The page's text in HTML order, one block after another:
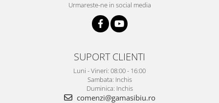
Urmareste-ne in social media
SUPORT CLIENTI
Luni - Vineri: 08:00 - 16:00
Sambata: Inchis
Duminica: Inchis
comenzi@gamasibiu.ro